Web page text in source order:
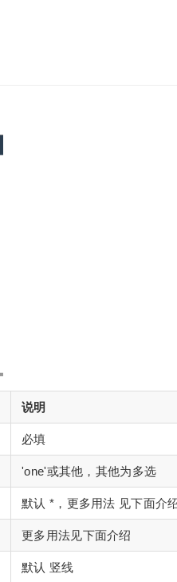
说明
必填
'one'或其他，其他为多选
默认 *，更多用法 见下面介
更多用法见下面介绍
默认 竖线